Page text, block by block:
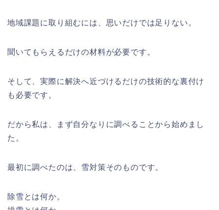
地域課題に取り組むには、思いだけでは足りない。
聞いてもらえるだけの材料が必要です。
そして、実際に解決へ近づけるだけの技術的な裏付け
も必要です。
だから私は、まず自分なりに調べることから始めまし
た。
最初に調べたのは、雪対策そのものです。
除雪とは何か。